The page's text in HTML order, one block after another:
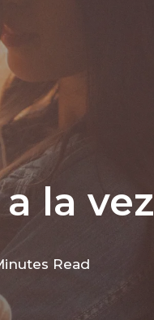
la vez
Read